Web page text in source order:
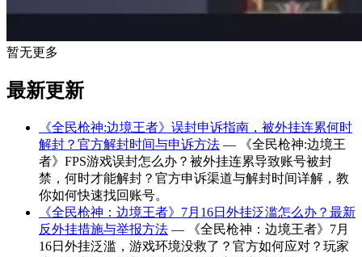
暂无更多
最新更新
《全民枪神:边境王者》误封申诉指南，被外挂连累何时
解封？官方解封时间与申诉方法 — 《全民枪神:边境王
者》FPS游戏误封怎么办？被外挂连累导致账号被封
禁，何时才能解封？官方申诉渠道与解封时间详解，教
你如何快速找回账号。
《全民枪神：边境王者》7月16日外挂泛滥怎么办？最新
反外挂措施与举报方法 — 《全民枪神：边境王者》7月
16日外挂泛滥，游戏环境没救了？官方如何应对？玩家